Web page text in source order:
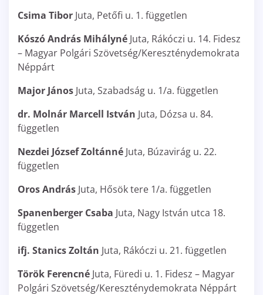
Csima Tibor Juta, Petőfi u. 1. független
Kószó András Mihályné Juta, Rákóczi u. 14. Fidesz
– Magyar Polgári Szövetség/Kereszténydemokrata
Néppárt
Major János Juta, Szabadság u. 1/a. független
dr. Molnár Marcell István Juta, Dózsa u. 84.
független
Nezdei József Zoltánné Juta, Búzavirág u. 22.
független
Oros András Juta, Hősök tere 1/a. független
Spanenberger Csaba Juta, Nagy István utca 18.
független
ifj. Stanics Zoltán Juta, Rákóczi u. 21. független
Török Ferencné Juta, Füredi u. 1. Fidesz – Magyar
Polgári Szövetség/Kereszténydemokrata Néppárt